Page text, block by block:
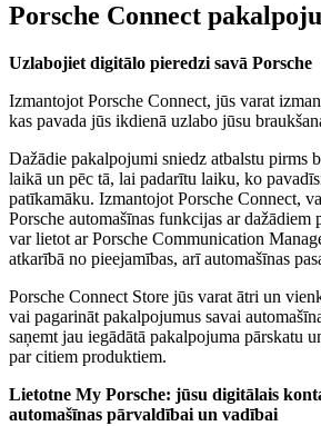
Porsche Connect
Uzlabojiet digitālo pieredzi savā Porsche
Izmantojot Porsche Connect, jūs varat
kas pavada jūs ikdienā uzlabo jūsu
Dažādie pakalpojumi sniedz atbalstu pirms
laikā un pēc tā, lai padarītu laiku, ko
patīkamāku. Izmantojot Porsche Connect,
Porsche automašīnas funkcijas ar
var lietot ar Porsche Communication
atkarībā no pieejamības, arī automašīnas
Porsche Connect Store jūs varat ātri un
vai pagarināt pakalpojumus savai
saņemt jau iegādātā pakalpojuma pārskatu
par citiem produktiem.
Lietotne My Porsche: jūsu digitālais
automašīnas pārvaldībai un vadībai